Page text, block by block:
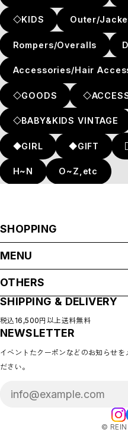
◇KIDS Outer/
Rompers/Overalls
Accessories/Hair
◇GOODS
◇BABY&KIDS VINTAGE
◆GIRL ◆GIFT
H~N O~Z,etc
SHOPPING
NEW ARRIVAL
◇SALE
◇BABY
◇GOODS
◇BABY&KIDS VINTAGE
MENU
SHOP GUIDE
PAYMENT METHODS
BLOG
LOGIN
CONTACT
OTHERS
プライバシーポリシー
特定商取引法に基づく表記
会員規約
SHIPPING & DELIVERY
税込16,500円以上送料無料
NEWSLETTER
イベントたクーポンなどのお知らせ
ださい。
©︎ REIN